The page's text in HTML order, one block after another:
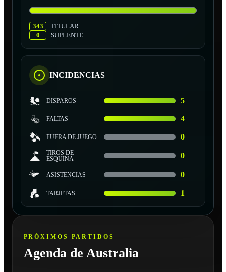
343
TITULAR
0
SUPLENTE
INCIDENCIAS
DISPAROS 5
FALTAS 4
FUERA DE JUEGO 0
TIROS DE
ESQUINA
0
ASISTENCIAS 0
TARJETAS 1
PRÓXIMOS PARTIDOS
Agenda de Australia